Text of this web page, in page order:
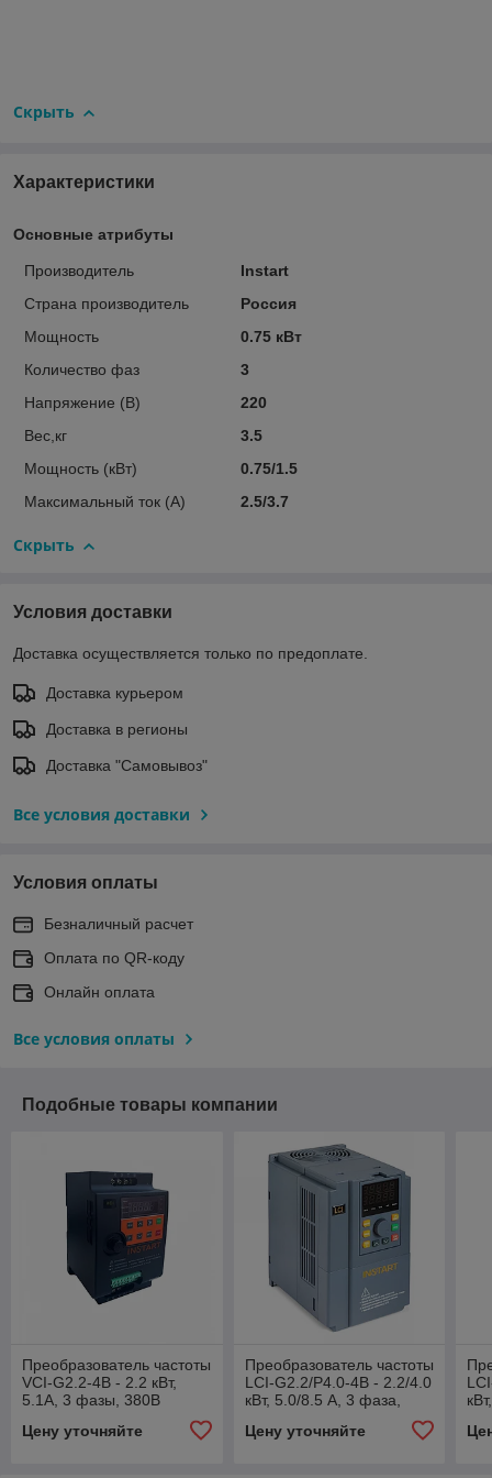
Скрыть
Характеристики
Основные атрибуты
Производитель
Instart
Страна производитель
Россия
Мощность
0.75 кВт
Количество фаз
3
Напряжение (В)
220
Вес,кг
3.5
Мощность (кВт)
0.75/1.5
Максимальный ток (А)
2.5/3.7
Скрыть
Условия доставки
Доставка осуществляется только по предоплате.
Доставка курьером
Доставка в регионы
Доставка "Самовывоз"
Все условия доставки
Условия оплаты
Безналичный расчет
Оплата по QR-коду
Онлайн оплата
Все условия оплаты
Подобные товары компании
Преобразователь частоты
VCI-G2.2-4B - 2.2 кВт,
5.1А, 3 фазы, 380В
Цену уточняйте
Преобразователь частоты
LCI-G2.2/P4.0-4B - 2.2/4.0
кВт, 5.0/8.5 А, 3 фаза,
Цену уточняйте